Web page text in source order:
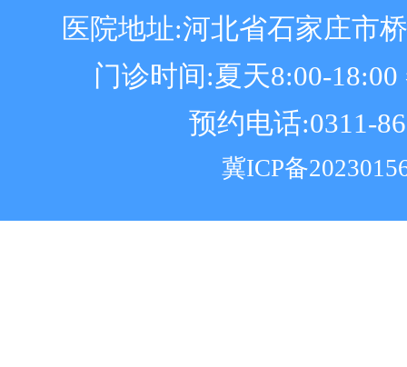
医院地址:河北省石家庄市
门诊时间:夏天8:00-18:00
预约电话:0311-
冀ICP备